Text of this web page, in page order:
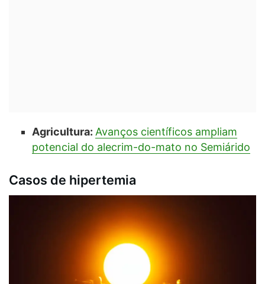
Agricultura: Avanços científicos ampliam
potencial do alecrim-do-mato no Semiárido
Casos de hipertemia